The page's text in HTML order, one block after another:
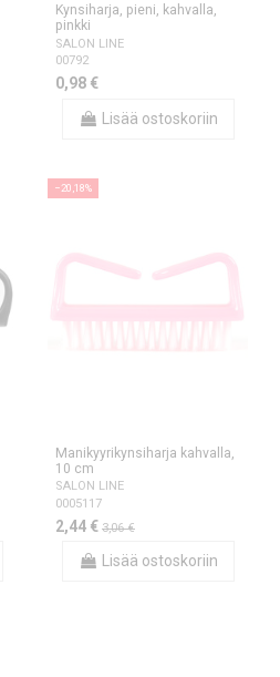
Kynsiharja, pieni, kahvalla,
pinkki
SALON LINE
00792
0,98 €
Lisää ostoskoriin
−20,18%
Manikyyrikynsiharja kahvalla,
10 cm
SALON LINE
0005117
2,44 € 3,06 €
Lisää ostoskoriin